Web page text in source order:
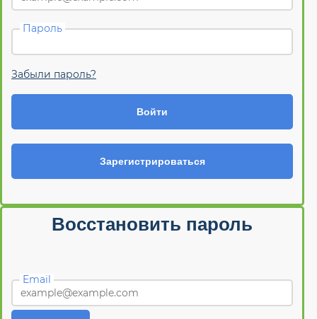
Пароль
Забыли пароль?
Войти
Зарегистрироваться
Восстановить пароль
Email